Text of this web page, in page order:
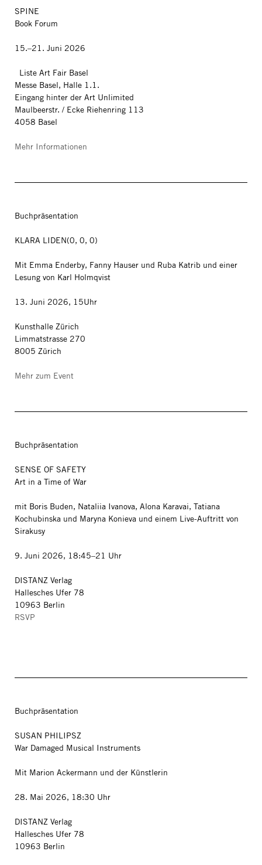
SPINE
Book Forum
15.–21. Juni 2026
Liste Art Fair Basel
Messe Basel, Halle 1.1.
Eingang hinter der Art Unlimited
Maulbeerstr. / Ecke Riehenring 113
4058 Basel
Mehr Informationen
Buchpräsentation
KLARA LIDEN(0, 0, 0)
Mit Emma Enderby, Fanny Hauser und Ruba Katrib und einer
Lesung von Karl Holmqvist
13. Juni 2026, 15Uhr
Kunsthalle Zürich
Limmatstrasse 270
8005 Zürich
Mehr zum Event
Buchpräsentation
SENSE OF SAFETY
Art in a Time of War
mit Boris Buden, Nataliia Ivanova, Alona Karavai, Tatiana
Kochubinska und Maryna Konieva und einem Live-Auftritt von
Sirakusy
9. Juni 2026, 18:45–21 Uhr
DISTANZ Verlag
Hallesches Ufer 78
10963 Berlin
RSVP
Buchpräsentation
SUSAN PHILIPSZ
War Damaged Musical Instruments
Mit Marion Ackermann und der Künstlerin
28. Mai 2026, 18:30 Uhr
DISTANZ Verlag
Hallesches Ufer 78
10963 Berlin